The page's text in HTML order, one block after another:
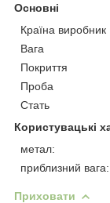
Основні
Країна виробник
Вага
Покриття
Проба
Стать
Користувацькі
метал:
приблизний вага:
Приховати